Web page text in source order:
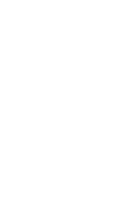
LCD sau pur și simplu
să îl porniți: pur și simplu